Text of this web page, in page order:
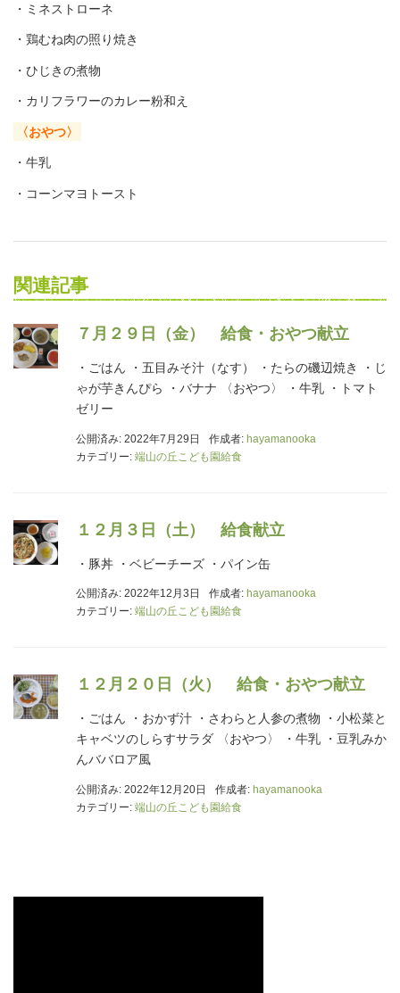
・ミネストローネ
・鶏むね肉の照り焼き
・ひじきの煮物
・カリフラワーのカレー粉和え
〈おやつ〉
・牛乳
・コーンマヨトースト
関連記事
７月２９日（金） 給食・おやつ献立
・ごはん ・五目みそ汁（なす） ・たらの磯辺焼き ・じ
ゃが芋きんぴら ・バナナ 〈おやつ〉 ・牛乳 ・トマト
ゼリー
公開済み: 2022年7月29日 作成者: hayamanooka
カテゴリー: 端山の丘こども園給食
１２月３日（土） 給食献立
・豚丼 ・ベビーチーズ ・パイン缶
公開済み: 2022年12月3日 作成者: hayamanooka
カテゴリー: 端山の丘こども園給食
１２月２０日（火） 給食・おやつ献立
・ごはん ・おかず汁 ・さわらと人参の煮物 ・小松菜と
キャベツのしらすサラダ 〈おやつ〉 ・牛乳 ・豆乳みか
んババロア風
公開済み: 2022年12月20日 作成者: hayamanooka
カテゴリー: 端山の丘こども園給食